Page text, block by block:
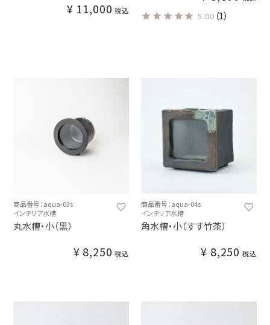
¥ 11,000 税込 5.00 （1）
商品番号：aqua-03s
インテリア水槽
丸水槽・小（黒）
¥ 8,250 税込
商品番号：aqua-04s
インテリア水槽
角水槽・小（すす竹茶）
¥ 8,250 税込